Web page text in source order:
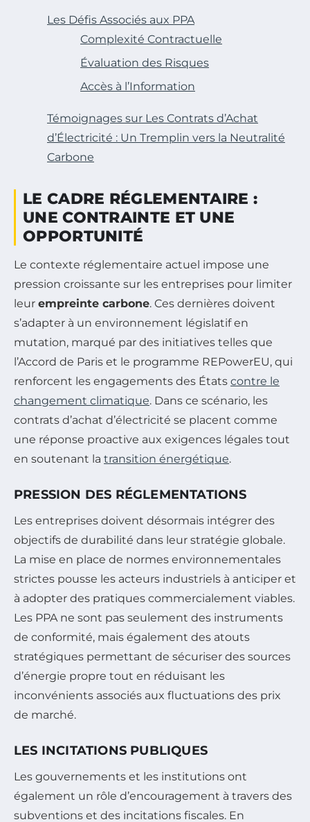
Les Défis Associés aux PPA
Complexité Contractuelle
Évaluation des Risques
Accès à l’Information
Témoignages sur Les Contrats d’Achat
d’Électricité : Un Tremplin vers la Neutralité
Carbone
LE CADRE RÉGLEMENTAIRE :
UNE CONTRAINTE ET UNE
OPPORTUNITÉ
Le contexte réglementaire actuel impose une
pression croissante sur les entreprises pour limiter
leur empreinte carbone. Ces dernières doivent
s’adapter à un environnement législatif en
mutation, marqué par des initiatives telles que
l’Accord de Paris et le programme REPowerEU, qui
renforcent les engagements des États contre le
changement climatique. Dans ce scénario, les
contrats d’achat d’électricité se placent comme
une réponse proactive aux exigences légales tout
en soutenant la transition énergétique.
PRESSION DES RÉGLEMENTATIONS
Les entreprises doivent désormais intégrer des
objectifs de durabilité dans leur stratégie globale.
La mise en place de normes environnementales
strictes pousse les acteurs industriels à anticiper et
à adopter des pratiques commercialement viables.
Les PPA ne sont pas seulement des instruments
de conformité, mais également des atouts
stratégiques permettant de sécuriser des sources
d’énergie propre tout en réduisant les
inconvénients associés aux fluctuations des prix
de marché.
LES INCITATIONS PUBLIQUES
Les gouvernements et les institutions ont
également un rôle d’encouragement à travers des
subventions et des incitations fiscales. En